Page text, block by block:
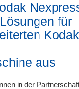
für
Kodak
aus
in der